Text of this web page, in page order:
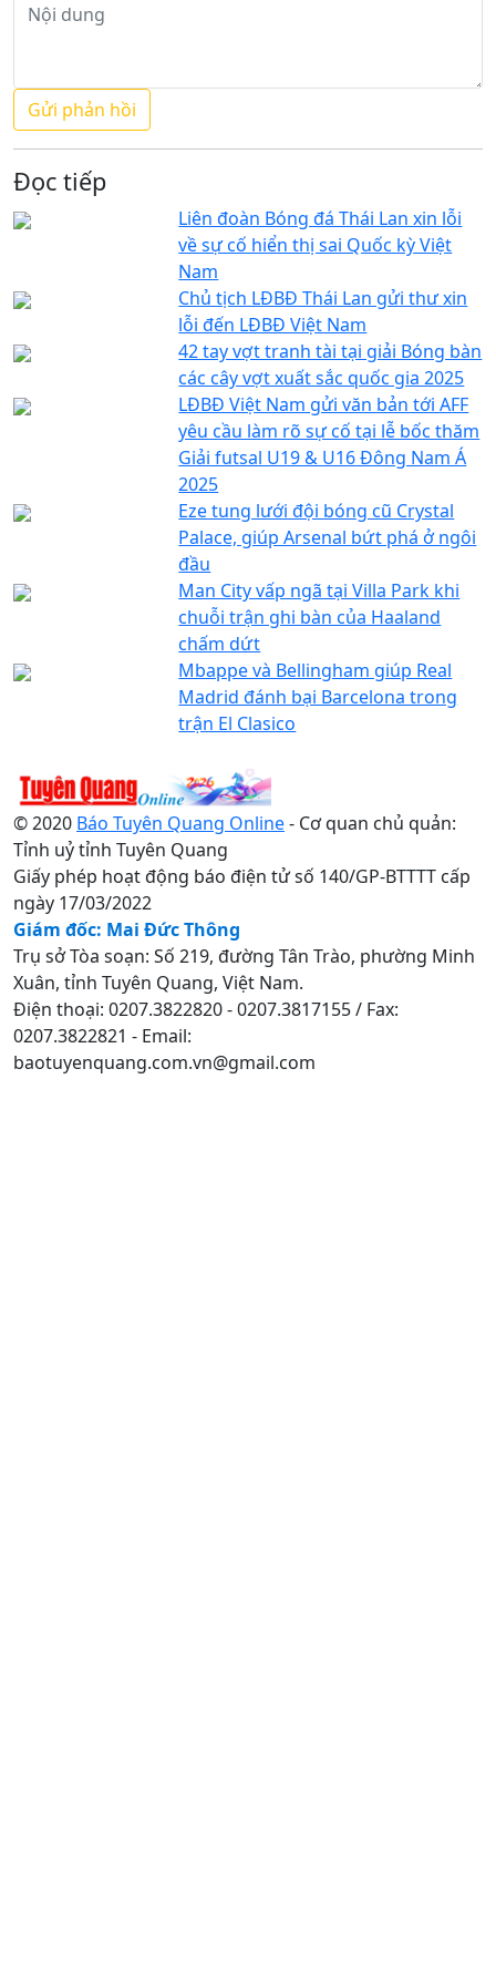
Đọc tiếp
Liên đoàn Bóng đá Thái Lan xin lỗi
về sự cố hiển thị sai Quốc kỳ Việt
Nam
Chủ tịch LĐBĐ Thái Lan gửi thư xin
lỗi đến LĐBĐ Việt Nam
42 tay vợt tranh tài tại giải Bóng bàn
các cây vợt xuất sắc quốc gia 2025
LĐBĐ Việt Nam gửi văn bản tới AFF
yêu cầu làm rõ sự cố tại lễ bốc thăm
Giải futsal U19 & U16 Đông Nam Á
2025
Eze tung lưới đội bóng cũ Crystal
Palace, giúp Arsenal bứt phá ở ngôi
đầu
Man City vấp ngã tại Villa Park khi
chuỗi trận ghi bàn của Haaland
chấm dứt
Mbappe và Bellingham giúp Real
Madrid đánh bại Barcelona trong
trận El Clasico
© 2020 Báo Tuyên Quang Online- Cơ quan chủ quản:
Tỉnh uỷ tỉnh Tuyên Quang
Giấy phép hoạt động báo điện tử số 140/GP-BTTTT cấp
ngày 17/03/2022
Giám đốc: Mai Đức Thông
Trụ sở Tòa soạn: Số 219, đường Tân Trào, phường Minh
Xuân, tỉnh Tuyên Quang, Việt Nam.
Điện thoại: 0207.3822820 - 0207.3817155 / Fax:
0207.3822821 - Email:
baotuyenquang.com.vn@gmail.com